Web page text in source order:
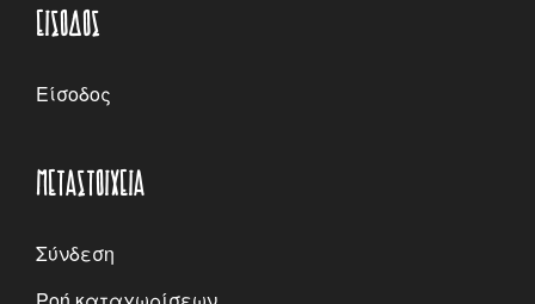
ΕΊΣΟΔΟΣ
Είσοδος
ΜΕΤΑΣΤΟΙΧΕΊΑ
Σύνδεση